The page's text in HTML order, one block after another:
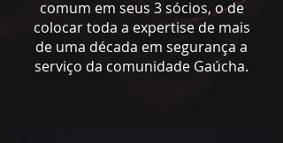
comum em seus 3 sócios, o de
colocar toda a expertise de mais
de uma década em segurança a
serviço da comunidade Gaúcha.